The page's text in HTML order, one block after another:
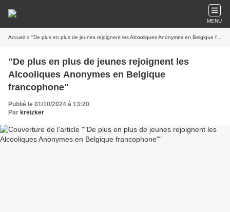
MENU
Accueil » "De plus en plus de jeunes rejoignent les Alcooliques Anonymes en Belgique francophone"
"De plus en plus de jeunes rejoignent les
Alcooliques Anonymes en Belgique
francophone"
Publié le 01/10/2024 à 13:20
Par kreizker